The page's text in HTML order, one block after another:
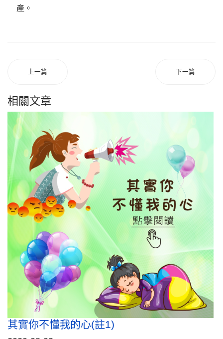
產。
上一篇 下一篇
相關文章
其實你不懂我的心(註1)